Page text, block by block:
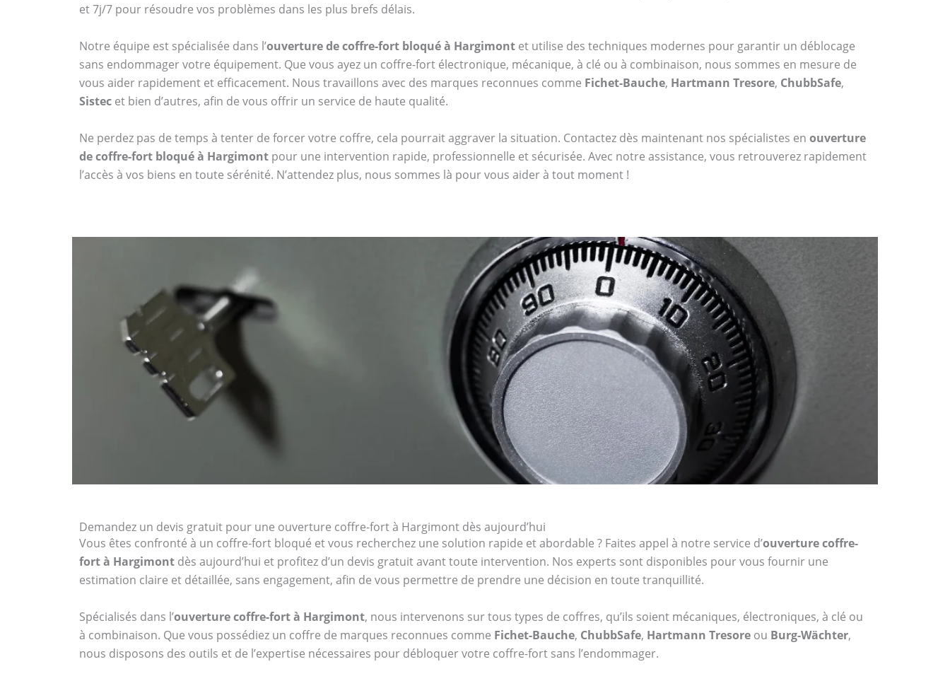
et 7j/7 pour résoudre vos problèmes dans les plus brefs délais.
Notre équipe est spécialisée dans l’ouverture de coffre-fort bloqué à Hargimont et utilise des techniques modernes pour garantir un déblocage
sans endommager votre équipement. Que vous ayez un coffre-fort électronique, mécanique, à clé ou à combinaison, nous sommes en mesure de
vous aider rapidement et efficacement. Nous travaillons avec des marques reconnues comme Fichet-Bauche, Hartmann Tresore, ChubbSafe,
Sistec et bien d’autres, afin de vous offrir un service de haute qualité.
Ne perdez pas de temps à tenter de forcer votre coffre, cela pourrait aggraver la situation. Contactez dès maintenant nos spécialistes en ouverture
de coffre-fort bloqué à Hargimont pour une intervention rapide, professionnelle et sécurisée. Avec notre assistance, vous retrouverez rapidement
l’accès à vos biens en toute sérénité. N’attendez plus, nous sommes là pour vous aider à tout moment !
Demandez un devis gratuit pour une ouverture coffre-fort à Hargimont dès aujourd’hui
Vous êtes confronté à un coffre-fort bloqué et vous recherchez une solution rapide et abordable ? Faites appel à notre service d’ouverture coffre-
fort à Hargimont dès aujourd’hui et profitez d’un devis gratuit avant toute intervention. Nos experts sont disponibles pour vous fournir une
estimation claire et détaillée, sans engagement, afin de vous permettre de prendre une décision en toute tranquillité.
Spécialisés dans l’ouverture coffre-fort à Hargimont, nous intervenons sur tous types de coffres, qu’ils soient mécaniques, électroniques, à clé ou
à combinaison. Que vous possédiez un coffre de marques reconnues comme Fichet-Bauche, ChubbSafe, Hartmann Tresore ou Burg-Wächter,
nous disposons des outils et de l’expertise nécessaires pour débloquer votre coffre-fort sans l’endommager.